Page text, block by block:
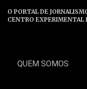
O PORTAL DE
CENTRO EXPERIMENTAL
QUEM SOMOS